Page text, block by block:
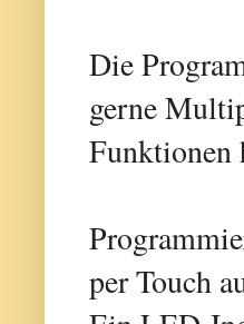
Die
gerne
Funktionen
per Touch